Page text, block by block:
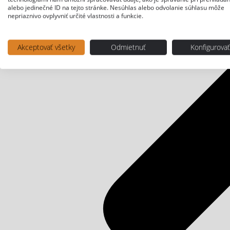
alebo jedinečné ID na tejto stránke. Nesúhlas alebo odvolanie súhlasu môže
nepriaznivo ovplyvniť určité vlastnosti a funkcie.
Akceptovať všetky Odmietnuť Konfigurovať